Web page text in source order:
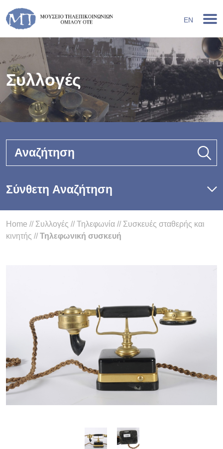
EN
Συλλογές
Αναζήτηση
Σύνθετη Αναζήτηση
Home // Συλλογές //Τηλεφωνία // Συσκευές σταθερής και
κινητής //Τηλεφωνική συσκευή